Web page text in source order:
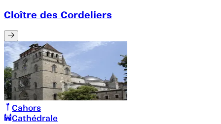
Cloître des Cordeliers
Cahors
Cathédrale